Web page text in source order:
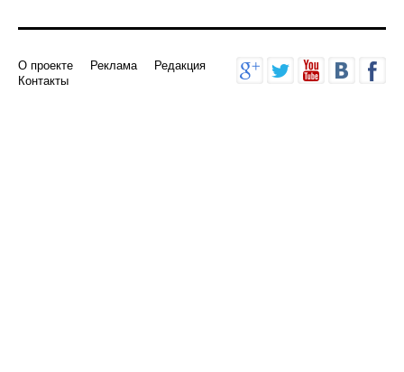
О проекте Реклама
Редакция
Контакты